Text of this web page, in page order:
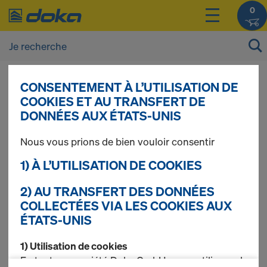
0
Vous pouvez afficher les prix de vos produits
après vous être connecté(e)ouinscrit(e)
Tôles d'équilibrage
1 produits trouvés
Le plus recherché
CONSENTEMENT À L’UTILISATION DE
COOKIES ET AU TRANSFERT DE
DONNÉES AUX ÉTATS-UNIS
Nous vous prions de bien vouloir consentir
1) À L’UTILISATION DE COOKIES
2) AU TRANSFERT DES DONNÉES
COLLECTÉES VIA LES COOKIES AUX
ÉTATS-UNIS
1) Utilisation de cookies
En tant que société Doka GmbH, nous utilisons des